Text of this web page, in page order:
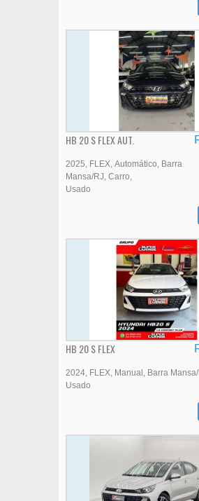
HB 20 S FLEX AUT.
2025 FLEX Automático
Barra
Mansa/RJ Carro
Usado
HB 20 S FLEX
2024 FLEX Manual Barra
Usado